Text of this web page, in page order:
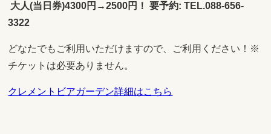
大人(当日券)4300円→2500円！ 要予約: TEL.088-656-
3322
どなたでもご利用いただけますので、ご利用ください！※
チケットは必要ありません。
クレメントビアガーデン詳細はこちら